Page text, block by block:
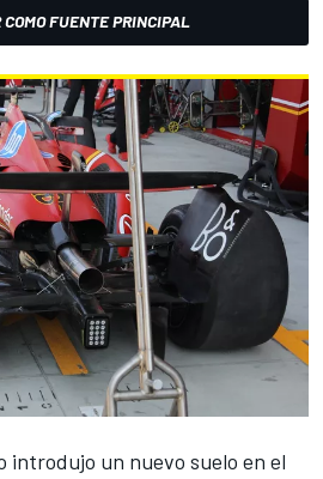
FUENTE PRINCIPAL
introdujo un nuevo suelo en el